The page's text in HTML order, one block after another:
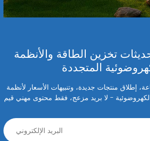
تخزين الطاقة والأنظمة
المتجددة
إطلاق منتجات جديدة، وتنبيهات الأسعار لأنظمة
- لا بريد مزعج، فقط محتوى مهني قيم